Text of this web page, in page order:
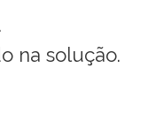
na solução.